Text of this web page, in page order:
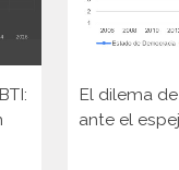
El dilema
ante el